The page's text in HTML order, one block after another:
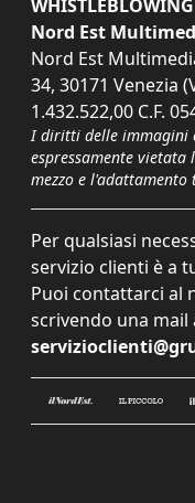
WHISTLEBLOWING
Nord Est
Nord Est
34, 30171 Venezia
1.432.522,00 C.F.
I diritti delle immagini
espressamente
mezzo e l'adattamento
Per qualsiasi
servizio clienti è a
Puoi contattarci al
scrivendo una mail